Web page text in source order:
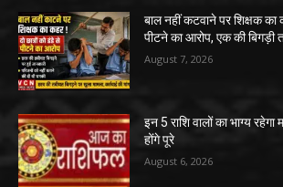
बाल नहीं कटवाने पर शिक्षक
पीटने का आरोप, एक की बिगड़ी
August 7, 2026
इन 5 राशि वालों का भाग्य
होंगे पूरे
August 6, 2026